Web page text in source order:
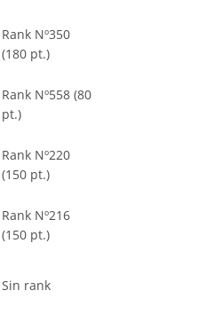
Rank Nº350
(180 pt.)
Rank Nº558 (80
pt.)
Rank Nº220
(150 pt.)
Rank Nº216
(150 pt.)
Sin rank